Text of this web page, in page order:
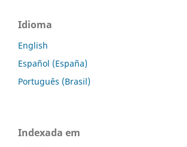
Idioma
English
Español (España)
Português (Brasil)
Indexada em